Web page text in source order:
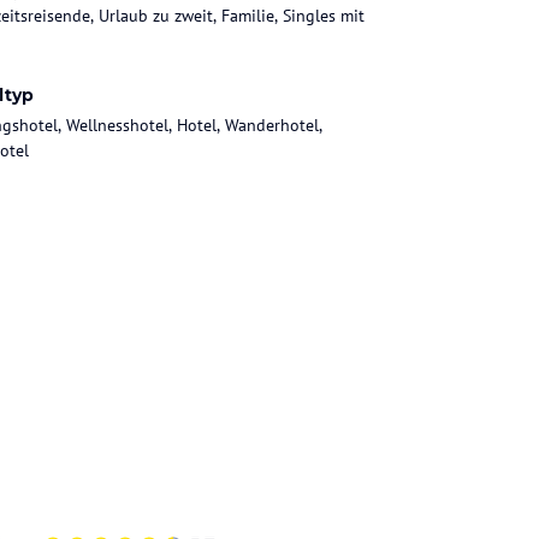
Urlaub zu zweit, Familie, Singles mit
Wellnesshotel, Hotel, Wanderhotel,